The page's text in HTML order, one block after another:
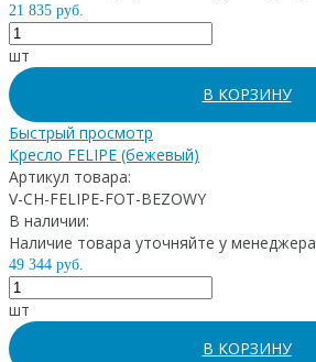
21 835 руб.
шт
В КОРЗИНУ
Быстрый просмотр
Кресло FELIPE (бежевый)
Артикул товара:
V-CH-FELIPE-FOT-BEZOWY
В наличии:
Наличие товара уточняйте у менеджера
49 344 руб.
шт
В КОРЗИНУ